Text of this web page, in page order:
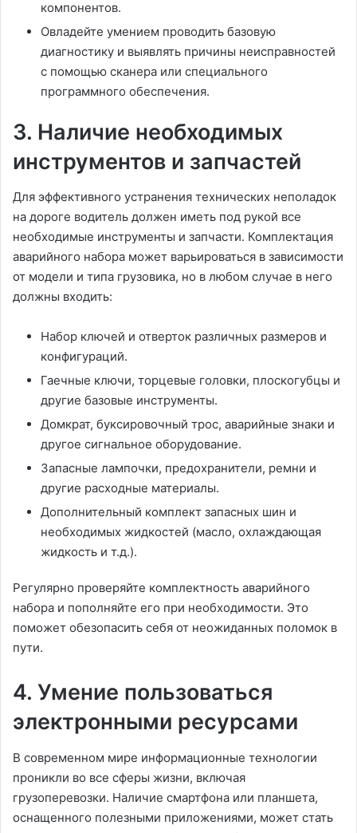
компонентов.
Овладейте умением проводить базовую
диагностику и выявлять причины неисправностей
с помощью сканера или специального
программного обеспечения.
3. Наличие необходимых
инструментов и запчастей
Для эффективного устранения технических неполадок
на дороге водитель должен иметь под рукой все
необходимые инструменты и запчасти. Комплектация
аварийного набора может варьироваться в зависимости
от модели и типа грузовика, но в любом случае в него
должны входить:
Набор ключей и отверток различных размеров и
конфигураций.
Гаечные ключи, торцевые головки, плоскогубцы и
другие базовые инструменты.
Домкрат, буксировочный трос, аварийные знаки и
другое сигнальное оборудование.
Запасные лампочки, предохранители, ремни и
другие расходные материалы.
Дополнительный комплект запасных шин и
необходимых жидкостей (масло, охлаждающая
жидкость и т.д.).
Регулярно проверяйте комплектность аварийного
набора и пополняйте его при необходимости. Это
поможет обезопасить себя от неожиданных поломок в
пути.
4. Умение пользоваться
электронными ресурсами
В современном мире информационные технологии
проникли во все сферы жизни, включая
грузоперевозки. Наличие смартфона или планшета,
оснащенного полезными приложениями, может стать